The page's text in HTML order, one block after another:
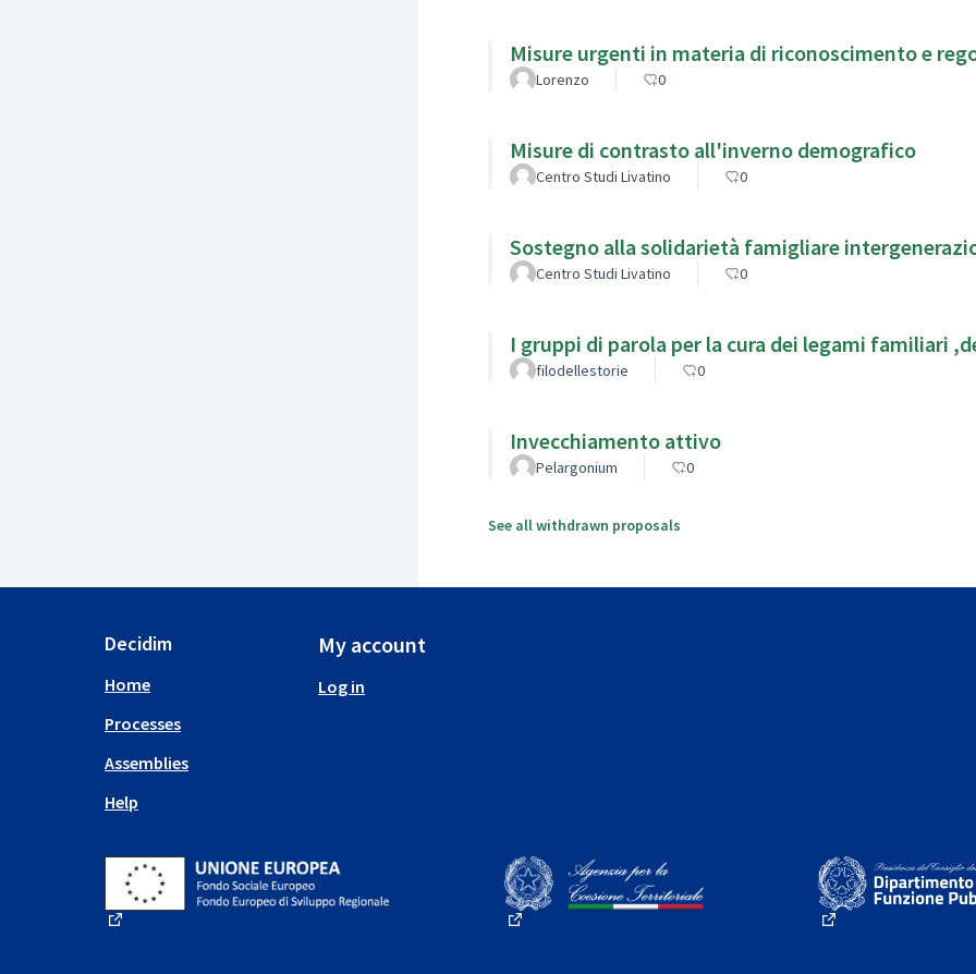
Misure urgenti in materia di riconoscimento e
Lorenzo 0
Misure di contrasto all'inverno demografico
Centro Studi Livatino 0
Sostegno alla solidarietà famigliare
Centro Studi Livatino 0
I
filodellestorie 0
Invecchiamento attivo
Pelargonium 0
See all withdrawn proposals
Decidim
Home
Processes
Assemblies
Help
My account
Log in